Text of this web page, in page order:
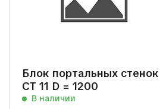
Блок портальных стенок
СТ 11 D = 1200
В наличии